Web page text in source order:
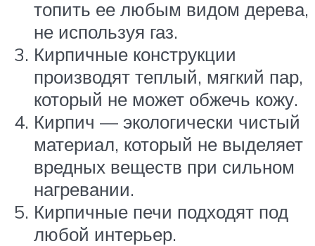
топить ее любым видом дерева,
не используя газ.
Кирпичные конструкции
производят теплый, мягкий пар,
который не может обжечь кожу.
Кирпич — экологически чистый
материал, который не выделяет
вредных веществ при сильном
нагревании.
Кирпичные печи подходят под
любой интерьер.